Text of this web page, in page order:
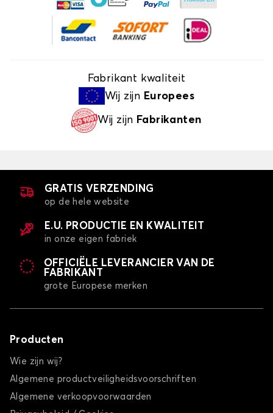
Fabrikant kwaliteit
Wij zijn Europees
Wij zijn Fabrikanten
GRATIS VERZENDING
op de hele website
E.U. PRODUCTIE EN KWALITEIT
in onze eigen fabriek
OFFICIËLE LEVERANCIER VAN DE
FABRIKANT
grote Europese merken
Producten
Wie zijn wij?
Algemene productveiligheidsvoorschriften
Algemene verkoopvoorwaarden